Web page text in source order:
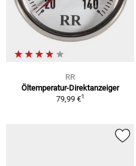
RR
Öltemperatur-Direktanzeiger
79,99 €1